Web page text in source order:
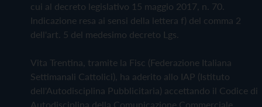
cui al decreto legislativo 15 maggio 2017, n. 70.
Indicazione resa ai sensi della lettera f) del comma 2
dell'art. 5 del medesimo decreto Lgs.
Vita Trentina, tramite la Fisc (Federazione Italiana
Settimanali Cattolici), ha aderito allo IAP (Istituto
dell'Autodisciplina Pubblicitaria) accettando il Codice di
Autodisciplina della Comunicazione Commerciale